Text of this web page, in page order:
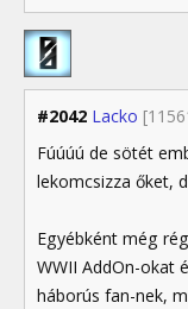
#2042 Lacko
Fúúúú de sötét
lekomcsizza őket,
Egyébként még
WWII AddOn-okat
háborús fan-nek,